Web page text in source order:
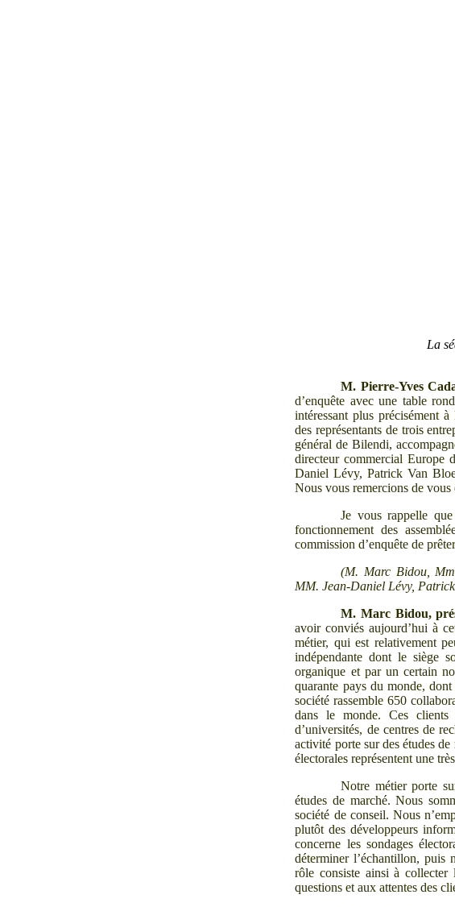
La
M. Pierre-Yves
d’enquête avec une table
intéressant plus précisément
des représentants de trois
général de Bilendi,
directeur commercial Europe
Daniel Lévy, Patrick Van
Nous vous remercions de vous
Je vous rappelle que
fonctionnement des
commission d’enquête de
(M. Marc Bidou,
MM. Jean-Daniel Lévy,
M. Marc Bidou,
avoir conviés aujourd’hui à
métier, qui est relativement
indépendante dont le siège
organique et par un certain
quarante pays du monde,
société rassemble 650
dans le monde. Ces clients
d’universités, de centres de
activité porte sur des études
électorales représentent une
Notre métier porte
études de marché. Nous
société de conseil. Nous
plutôt des développeurs
concerne les sondages
déterminer l’échantillon, puis
rôle consiste ainsi à collecter
questions et aux attentes des